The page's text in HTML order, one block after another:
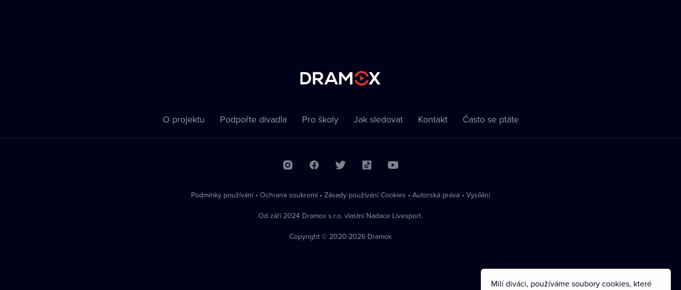
O projektu Podpořte divadla Pro školy Jak sledovat Kontakt Často se ptáte
Podmínky používání • Ochrana soukromí • Zásady používání Cookies • Autorská práva • Vysílání
Od září 2024 Dramox s.r.o. vlastní Nadace Livesport.
Copyright © 2020-2026 Dramox
Milí diváci, používáme soubory cookies, které